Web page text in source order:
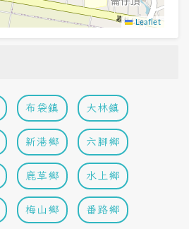
Leaflet
布袋鎮 大林鎮
新港鄉 六腳鄉
鹿草鄉 水上鄉
梅山鄉 番路鄉